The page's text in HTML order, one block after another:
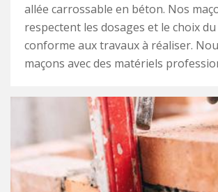
allée carrossable en béton. Nos
respectent les dosages et le choix
conforme aux travaux à réaliser.
maçons avec des matériels